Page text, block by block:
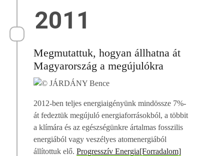
2011
Megmutattuk, hogyan állhatna át
Magyarország a megújulókra
2012-ben teljes energiaigényünk mindössze 7%-
át fedeztük megújuló energiaforrásokból, a többit
a klímára és az egészségünkre ártalmas fosszilis
energiából vagy veszélyes atomenergiából
állítottuk elő.Progresszív Energia[Forradalom]